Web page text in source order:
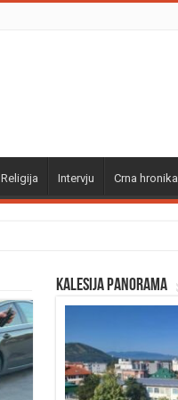
Religija Intervju Crna hronika
Kalesija panorama